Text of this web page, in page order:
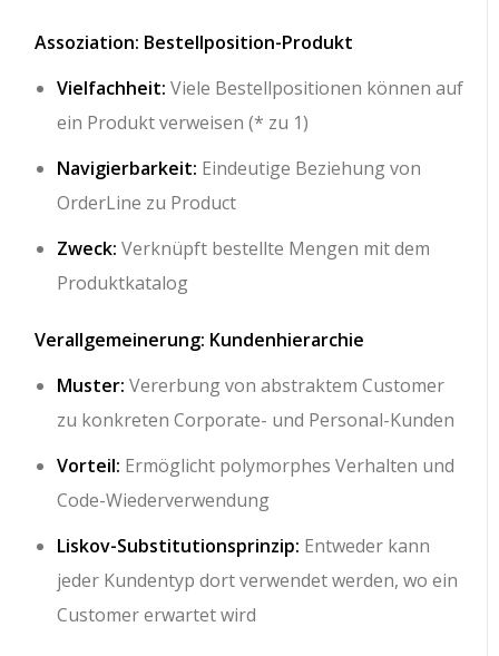
Assoziation: Bestellposition-Produkt
Vielfachheit: Viele Bestellpositionen können auf
ein Produkt verweisen (* zu 1)
Navigierbarkeit: Eindeutige Beziehung von
OrderLine zu Product
Zweck: Verknüpft bestellte Mengen mit dem
Produktkatalog
Verallgemeinerung: Kundenhierarchie
Muster: Vererbung von abstraktem Customer
zu konkreten Corporate- und Personal-Kunden
Vorteil: Ermöglicht polymorphes Verhalten und
Code-Wiederverwendung
Liskov-Substitutionsprinzip: Entweder kann
jeder Kundentyp dort verwendet werden, wo ein
Customer erwartet wird